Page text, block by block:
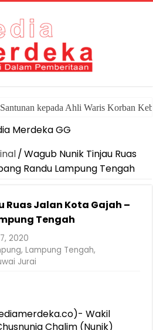
Santunan kepada Ahli Waris Korban
/Wagub Nunik Tinjau Ruas
Randu Lampung Tengah
Ruas Jalan Kota Gajah –
Tengah
2020
,Lampung Tengah,
Jurai
Wakil
Chalim (Nunik)